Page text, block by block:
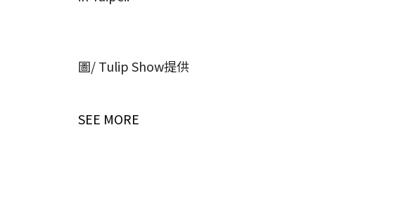
圖/ Tulip Show提供
SEE MORE